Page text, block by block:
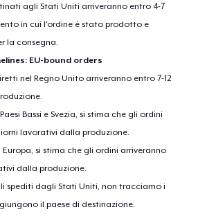
agli Stati Uniti arriveranno entro 4-7
in cui l'ordine è stato prodotto e
la consegna.
EU-bound orders
nel Regno Unito arriveranno entro 7-12
Bassi e Svezia, si stima che gli ordini
lavorativi dalla produzione.
si stima che gli ordini arriveranno
dalla produzione.
spediti dagli Stati Uniti, non tracciamo i
il paese di destinazione.